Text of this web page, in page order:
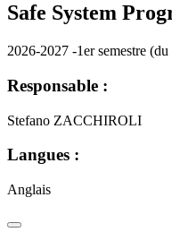
Safe System
2026-2027 -1er semestre
Responsable :
Stefano ZACCHIROLI
Langues :
Anglais